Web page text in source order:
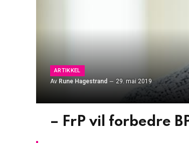
ARTIKKEL
Av Rune Hagestrand 29. mai 2019
– FrP vil forbedre